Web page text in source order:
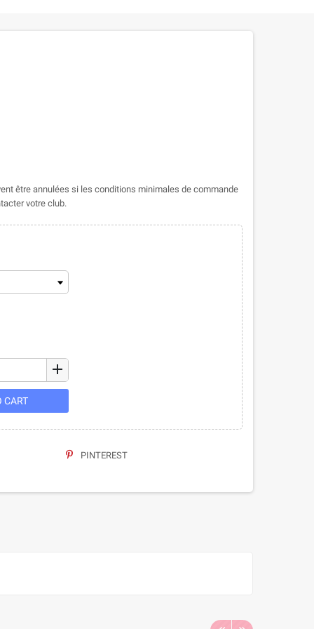
être annulées si les conditions minimales de commande
votre club.
add
CART
PINTEREST